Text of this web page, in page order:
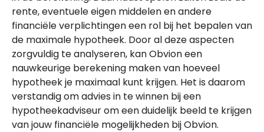
rente, eventuele eigen middelen en andere
financiële verplichtingen een rol bij het bepalen van
de maximale hypotheek. Door al deze aspecten
zorgvuldig te analyseren, kan Obvion een
nauwkeurige berekening maken van hoeveel
hypotheek je maximaal kunt krijgen. Het is daarom
verstandig om advies in te winnen bij een
hypotheekadviseur om een duidelijk beeld te krijgen
van jouw financiële mogelijkheden bij Obvion.